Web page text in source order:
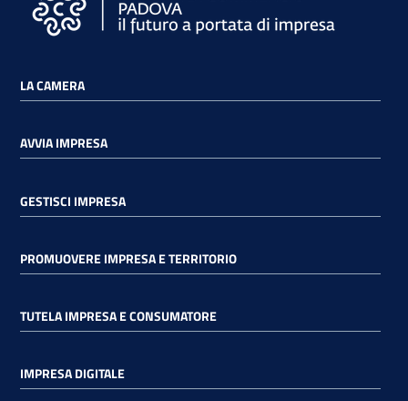
LA CAMERA
AVVIA IMPRESA
GESTISCI IMPRESA
PROMUOVERE IMPRESA E TERRITORIO
TUTELA IMPRESA E CONSUMATORE
IMPRESA DIGITALE